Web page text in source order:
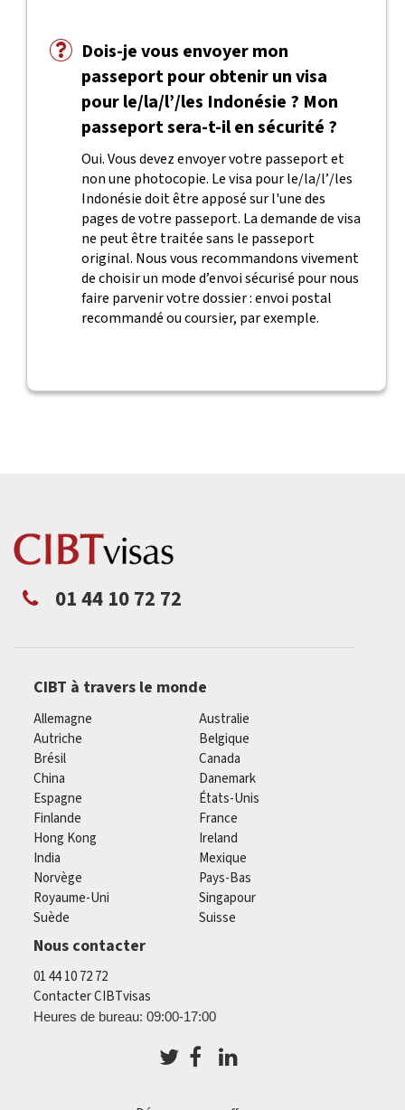
Dois-je vous envoyer mon
passeport pour obtenir un visa
pour le/la/l’/les Indonésie ? Mon
passeport sera-t-il en sécurité ?
Oui. Vous devez envoyer votre passeport et
non une photocopie. Le visa pour le/la/l’/les
Indonésie doit être apposé sur l'une des
pages de votre passeport. La demande de visa
ne peut être traitée sans le passeport
original. Nous vous recommandons vivement
de choisir un mode d’envoi sécurisé pour nous
faire parvenir votre dossier : envoi postal
recommandé ou coursier, par exemple.
01 44 10 72 72
CIBT à travers le monde
Allemagne
Australie
Autriche
Belgique
Brésil
Canada
China
Danemark
Espagne
États-Unis
Finlande
France
Hong Kong
Ireland
India
Mexique
Norvège
Pays-Bas
Royaume-Uni
Singapour
Suède
Suisse
Nous contacter
01 44 10 72 72
Contacter CIBTvisas
Heures de bureau: 09:00-17:00